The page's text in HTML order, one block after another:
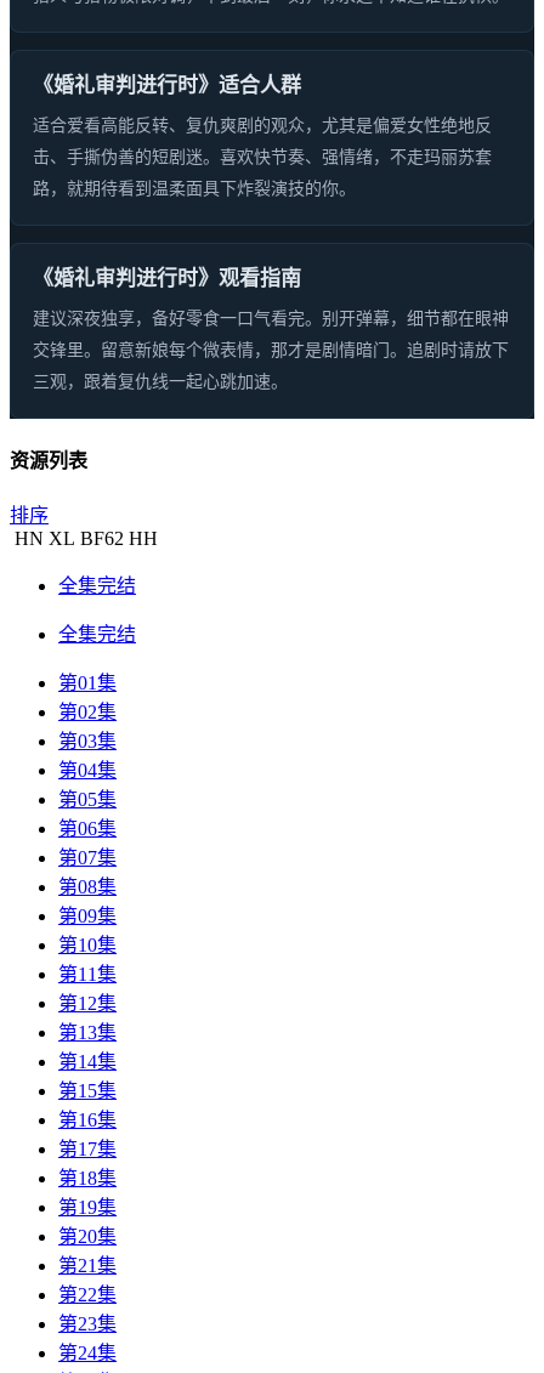
《婚礼审判进行时》适合人群
适合爱看高能反转、复仇爽剧的观众，尤其是偏爱女性绝地反
击、手撕伪善的短剧迷。喜欢快节奏、强情绪，不走玛丽苏套
路，就期待看到温柔面具下炸裂演技的你。
《婚礼审判进行时》观看指南
建议深夜独享，备好零食一口气看完。别开弹幕，细节都在眼神
交锋里。留意新娘每个微表情，那才是剧情暗门。追剧时请放下
三观，跟着复仇线一起心跳加速。
资源列表
排序
HN XL BF62 HH
全集完结
全集完结
第01集
第02集
第03集
第04集
第05集
第06集
第07集
第08集
第09集
第10集
第11集
第12集
第13集
第14集
第15集
第16集
第17集
第18集
第19集
第20集
第21集
第22集
第23集
第24集